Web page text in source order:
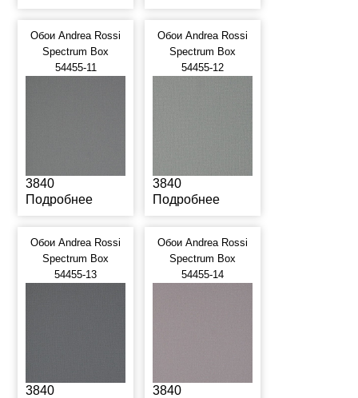
Обои Andrea Rossi
Spectrum Box
54455-11
3840
Подробнее
Обои Andrea Rossi
Spectrum Box
54455-12
3840
Подробнее
Обои Andrea Rossi
Spectrum Box
54455-13
3840
Обои Andrea Rossi
Spectrum Box
54455-14
3840